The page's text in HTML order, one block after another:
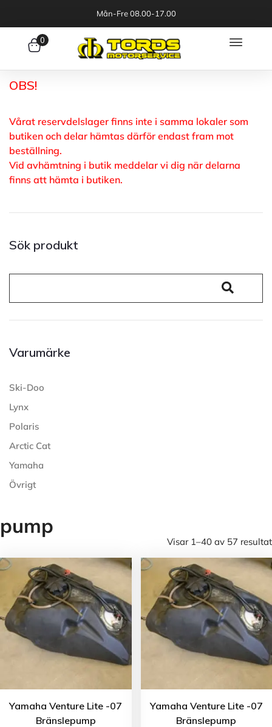
Mån-Fre 08.00-17.00
0
OBS!
Vårat reservdelslager finns inte i samma lokaler som
butiken och delar hämtas därför endast fram mot
beställning.
Vid avhämtning i butik meddelar vi dig när delarna
finns att hämta i butiken.
Sök produkt
Varumärke
Ski-Doo
Lynx
Polaris
Arctic Cat
Yamaha
Övrigt
pump
Visar 1–40 av 57 resultat
Yamaha Venture Lite -07
Bränslepump
Yamaha Venture Lite -07
Bränslepump